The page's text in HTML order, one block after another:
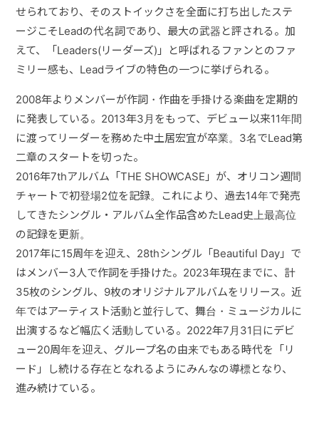
せられており、そのストイックさを全面に打ち出したステ
ージこそLeadの代名詞であり、最大の武器と評される。加
えて、「Leaders(リーダーズ)」と呼ばれるファンとのファ
ミリー感も、Leadライブの特色の一つに挙げられる。
2008年よりメンバーが作詞・作曲を手掛ける楽曲を定期的
に発表している。2013年3月をもって、デビュー以来11年間
に渡ってリーダーを務めた中土居宏宜が卒業。3名でLead第
二章のスタートを切った。
2016年7thアルバム「THE SHOWCASE」が、オリコン週間
チャートで初登場2位を記録。これにより、過去14年で発売
してきたシングル・アルバム全作品含めたLead史上最高位
の記録を更新。
2017年に15周年を迎え、28thシングル「Beautiful Day」で
はメンバー3人で作詞を手掛けた。2023年現在までに、計
35枚のシングル、9枚のオリジナルアルバムをリリース。近
年ではアーティスト活動と並行して、舞台・ミュージカルに
出演するなど幅広く活動している。2022年7月31日にデビ
ュー20周年を迎え、グループ名の由来でもある時代を「リ
ード」し続ける存在となれるようにみんなの導標となり、
進み続けている。